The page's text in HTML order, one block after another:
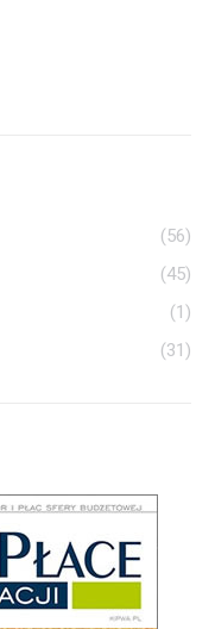
(56)
(45)
(1)
(31)